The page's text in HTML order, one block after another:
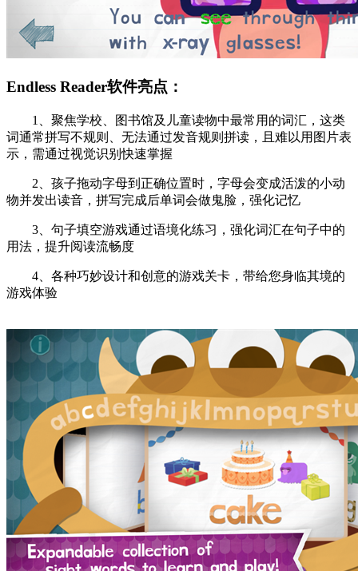
Endless Reader软件亮点：
1、聚焦学校、图书馆及儿童读物中最常用的词汇，这类
词通常拼写不规则、无法通过发音规则拼读，且难以用图片表
示，需通过视觉识别快速掌握
2、孩子拖动字母到正确位置时，字母会变成活泼的小动
物并发出读音，拼写完成后单词会做鬼脸，强化记忆
3、句子填空游戏通过语境化练习，强化词汇在句子中的
用法，提升阅读流畅度
4、各种巧妙设计和创意的游戏关卡，带给您身临其境的
游戏体验